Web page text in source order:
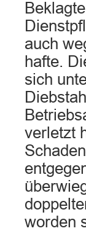
auch
hafte.
sich
verletzt
worden